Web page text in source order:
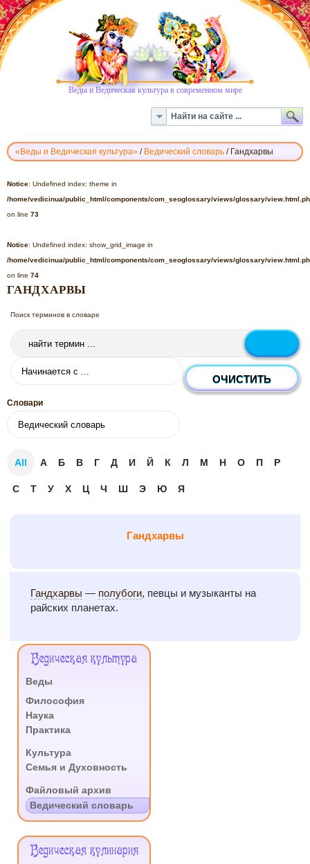
Веды и Ведическая культура в современном мире
«Веды и Ведическая культура» / Ведический словарь / Гандхарвы
СЛОВАРЬ
-
ГАНДХАРВЫ
Notice: Undefined index: theme in
/home/vedicinua/public_html/components/com_seoglossary/views/glossary/
on line 73
Notice: Undefined index: show_grid_image in
/home/vedicinua/public_html/components/com_seoglossary/views/glossary/
on line 74
ГАНДХАРВЫ
Поиск терминов в словаре
Словари
All А Б В Г Д И Й К Л М Н О П Р
С Т У Х Ц Ч Ш Э Ю Я
Гандхарвы
Гандхарвы — полубоги, певцы и музыканты на
райских планетах.
Меню Ведическая культура
Веды
Философия
Наука
Практика
Культура
Семья и Духовность
Файловый архив
Ведический словарь
Ведическая кулинария